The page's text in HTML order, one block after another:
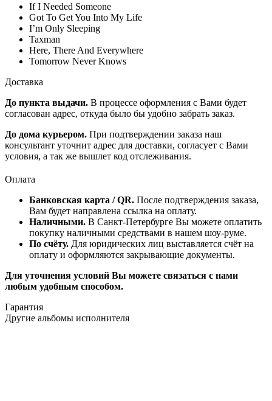
If I Needed Someone
Got To Get You Into My Life
I’m Only Sleeping
Taxman
Here, There And Everywhere
Tomorrow Never Knows
Доставка
До пункта выдачи. В процессе оформления с Вами будет
согласован адрес, откуда было бы удобно забрать заказ.
До дома курьером. При подтверждении заказа наш
консультант уточнит адрес для доставки, согласует с Вами
условия, а так же вышлет код отслеживания.
Оплата
Банковская карта / QR. После подтверждения заказа,
Вам будет направлена ссылка на оплату.
Наличными. В Санкт-Петербурге Вы можете оплатить
покупку наличными средствами в нашем шоу-руме.
По счёту. Для юридических лиц выставляется счёт на
оплату и оформляются закрывающие документы.
Для уточнения условий Вы можете связаться с нами
любым удобным способом.
Гарантия
Другие альбомы исполнителя